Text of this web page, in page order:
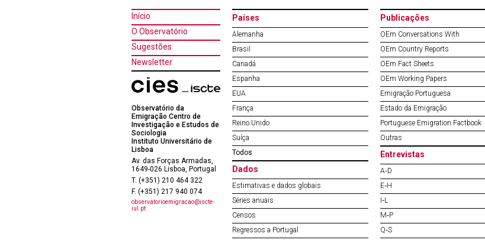
Início
O Observatório
Sugestões
Newsletter
Observatório da
Emigração Centro de
Investigação e Estudos de
Sociologia
Instituto Universitário de
Lisboa
Av. das Forças Armadas,
1649-026 Lisboa, Portugal
T. (+351) 210 464 322
F. (+351) 217 940 074
observatorioemigracao@iscte-
iul.pt
Países
Alemanha
Brasil
Canadá
Espanha
EUA
França
Reino Unido
Suíça
Todos
Dados
Estimativas e dados globais
Séries anuais
Censos
Regressos a Portugal
Publicações
OEm Conversations With
OEm Country Reports
OEm Fact Sheets
OEm Working Papers
Emigração Portuguesa
Estado da Emigração
Portuguese Emigration Factbook
Outras
Entrevistas
A‐D
E‐H
I‐L
M‐P
Q‐S